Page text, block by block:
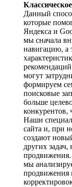
Данный
которые
Яндекса и
мы сначала
навигацию, а
могут
формируем
поисковые
больше
конкурентов,
Наши
сайта и, при
создают
других
продвижения.
мы
продвижения